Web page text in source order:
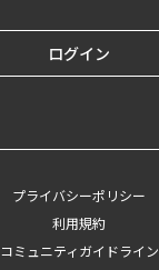
ログイン
プライバシーポリシー
利用規約
コミュニティガイドライン